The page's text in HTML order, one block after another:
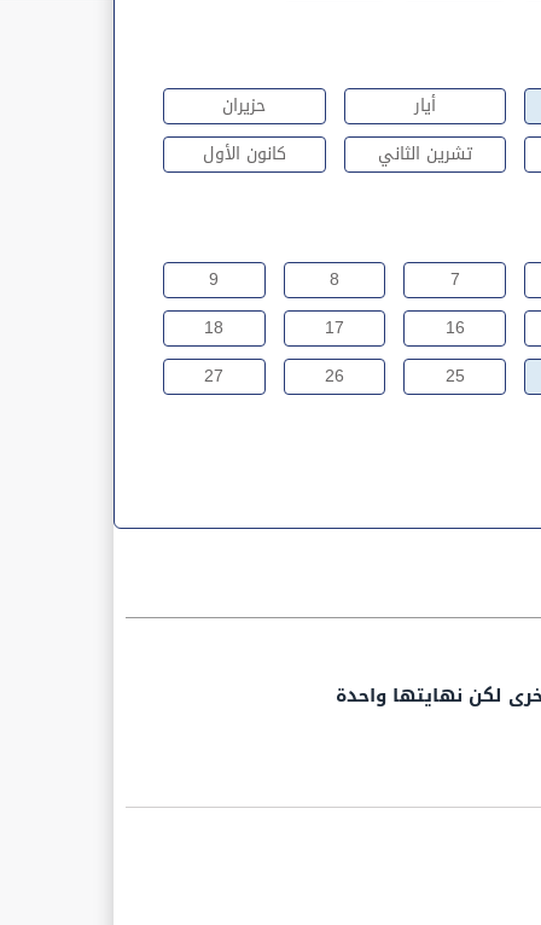
أيار
حزيران
تشرين الثاني كانون الأول
7
8
9
16
17
18
25
26
27
لكن نهايتها واحدة